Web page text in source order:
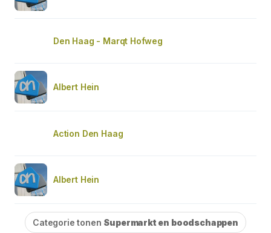
Den Haag - Marqt Hofweg
Albert Hein
Action Den Haag
Albert Hein
Categorie tonen Supermarkt en boodschappen